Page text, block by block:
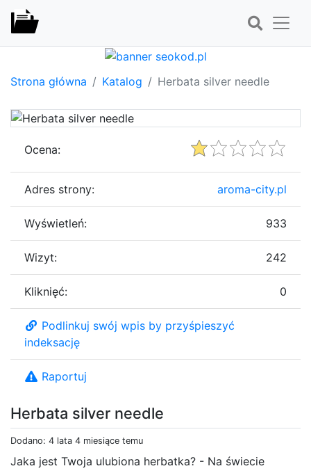
Strona główna Katalog Herbata silver needle
Herbata silver needle
Dodano: 4 lata 4 miesiące temu
Jaka jest Twoja ulubiona herbatka? - Na świecie
Ocena:
Adres strony: aroma-city.pl
Wyświetleń: 933
Wizyt: 242
Kliknięć: 0
Podlinkuj swój wpis by przyśpieszyć
indeksację
Raportuj